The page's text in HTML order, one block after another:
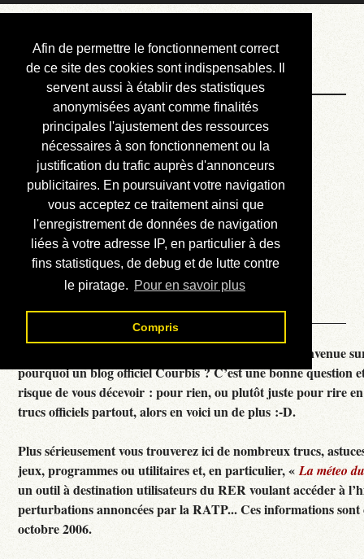
Afin de permettre le fonctionnement correct
de ce site des cookies sont indispensables. Il
servent aussi à établir des statistiques
anonymisées ayant comme finalités
principales l'ajustement des ressources
nécessaires à son fonctionnement ou la
justification du trafic auprès d'annonceurs
publicitaires. En poursuivant votre navigation
vous acceptez ce traitement ainsi que
l'enregistrement de données de navigation
liées à votre adresse IP, en particulier à des
fins statistiques, de debug et de lutte contre
le piratage. Pour en savoir plus
Compris
Courbis, « LE »
Blog Officiel
Bienvenue
Réalisations
Divers (et d’été)
Annonces
Liens externes
Téléchargement
Contact
Courbis, « LE » Blog Officiel - je vous souhaite la bienvenue
pourquoi un blog officiel Courbis ? C’est une bonne question
risque de vous décevoir : pour rien, ou plutôt juste pour rire
trucs officiels partout, alors en voici un de plus :-D.
Plus sérieusement vous trouverez ici de nombreux trucs,
jeux, programmes ou utilitaires et, en particulier, «La méteo
un outil à destination utilisateurs du RER voulant accéder à
perturbations annoncées par la RATP... Ces informations sont
octobre 2006.